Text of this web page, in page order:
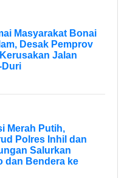
Masyarakat Bonai
Desak Pemprov
Jalan
Duri
Merah Putih,
Polres Inhil dan
Salurkan
dan Bendera ke